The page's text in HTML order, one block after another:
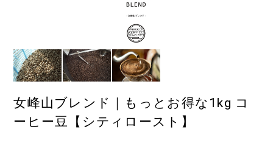
女峰山ブレンド｜もっとお得な1kg コ
ーヒー豆【シティロースト】